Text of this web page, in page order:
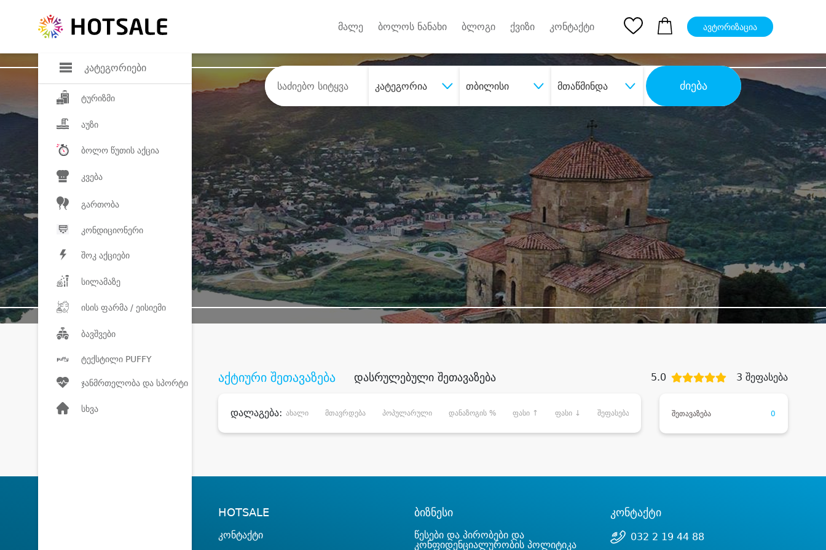
კატეგორიები
ტურიზმი
აუზი
ბოლო წუთის აქცია
კვება
გართობა
კონდიციონერი
შოკ აქციები
სილამაზე
ისის ფარმა / ეისიემი
ბავშვები
ტექსტილი PUFFY
ჯანმრთელობა და სპორტი
სხვა
მალე ბოლოს ნანახი ბლოგი ქვიზი კონტაქტი ავტორიზაცია
კატეგორია თბილისი მთაწმინდა ძიება
შეიძინესასურველი მომსახურებადიდი დანაზოგით
აქტიური შეთავაზება დასრულებული შეთავაზება 5.0 3 შეფასება
დალაგება: ახალი მთავრდება პოპულარული დანაზოგის % ფასი ↑ ფასი ↓ შეფასება შეთავაზება 0
HOTSALE
კონტაქტი
ბიზნესი
წესები და პირობები და
კონფიდენციალურობის პოლიტიკა
კონტაქტი
032 2 19 44 88